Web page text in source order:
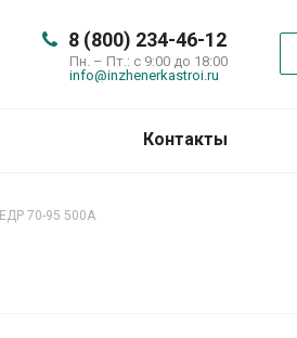
8 (800) 234-46-12
Пн. – Пт.: с 9:00 до 18:00
info@inzhenerkastroi.ru
Контакты
70-95 500А